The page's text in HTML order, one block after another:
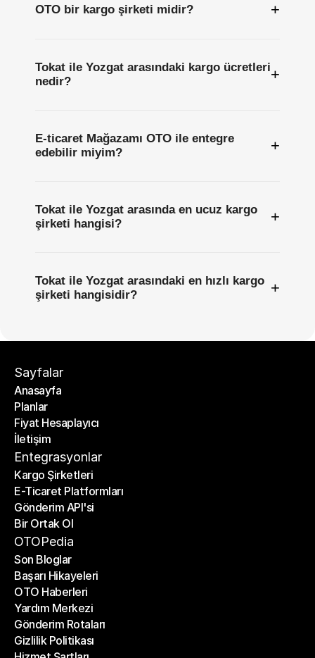
OTO bir kargo şirketi midir? +
Tokat ile Yozgat arasındaki kargo ücretleri
nedir?
+
E-ticaret Mağazamı OTO ile entegre
edebilir miyim?
+
Tokat ile Yozgat arasında en ucuz kargo
şirketi hangisi?
+
Tokat ile Yozgat arasındaki en hızlı kargo
şirketi hangisidir?
+
Sayfalar
Anasayfa
Anasayfa
Planlar
Planlar
Fiyat Hesaplayıcı
Fiyat Hesaplayıcı
İletişim
İletişim
Entegrasyonlar
Kargo Şirketleri
Kargo Şirketleri
E-Ticaret Platformları
E-Ticaret Platformları
Gönderim API'si
Gönderim API'si
Bir Ortak Ol
Bir Ortak Ol
OTOPedia
Son Bloglar
Son Bloglar
Başarı Hikayeleri
Başarı Hikayeleri
OTO Haberleri
OTO Haberleri
Yardım Merkezi
Yardım Merkezi
Gönderim Rotaları
Gönderim Rotaları
Gizlilik Politikası